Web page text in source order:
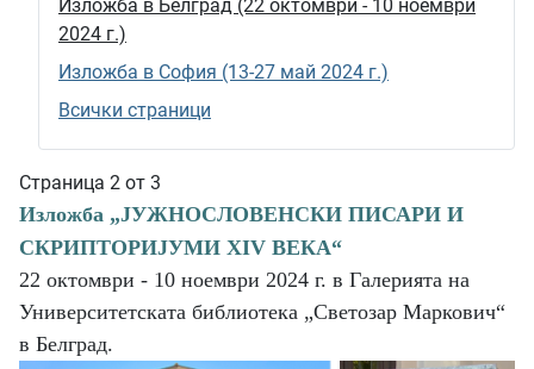
Изложба в Белград (22 октомври - 10 ноември
2024 г.)
Изложба в София (13-27 май 2024 г.)
Всички страници
Страница 2 от 3
Изложба „ЈУЖНОСЛОВЕНСКИ ПИСАРИ И
СКРИПТОРИЈУМИ ХIV ВЕКА“
22 октомври - 10 ноември 2024 г. в Галерията на
Университетската библиотека „Светозар Маркович“
в Белград.